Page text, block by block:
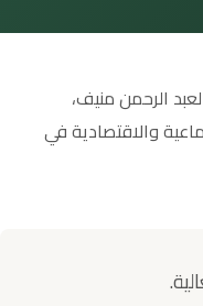
الرحمن منيف،
والاقتصادية في